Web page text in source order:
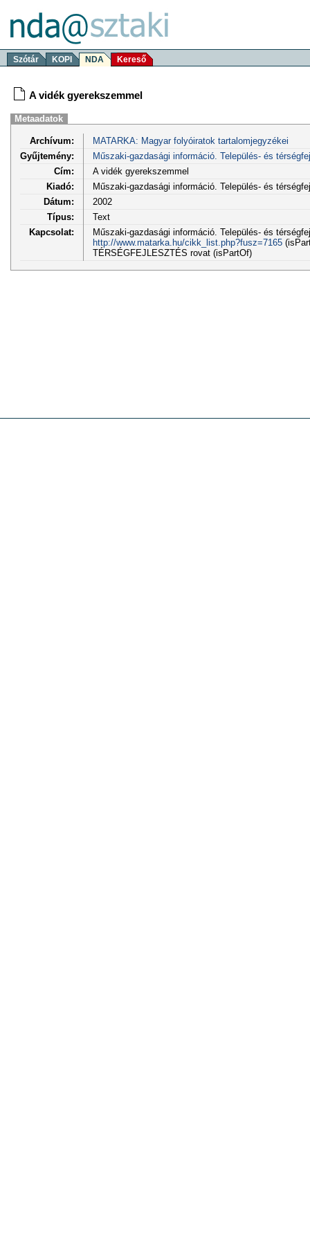
Szótár KOPI NDA Kereső
A vidék gyerekszemmel
Metaadatok
Archívum:
MATARKA: Magyar folyóiratok tartalomjegyzékei
Gyűjtemény:
Műszaki-gazdasági információ. Település- és
Cím:
A vidék gyerekszemmel
Kiadó:
Műszaki-gazdasági információ. Település- és
Dátum:
2002
Típus:
Text
Kapcsolat:
Műszaki-gazdasági információ. Település- és
http://www.matarka.hu/cikk_list.php?fusz=7165
TÉRSÉGFEJLESZTÉS rovat (isPartOf)